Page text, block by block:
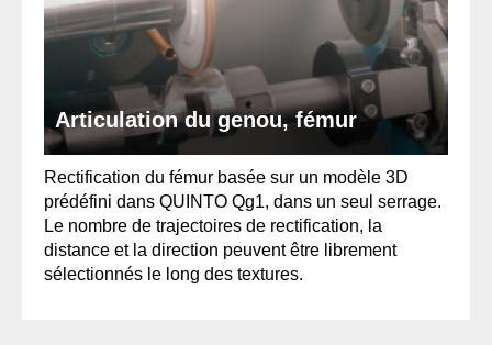
Articulation du genou, fémur
Rectification du fémur basée sur un modèle 3D
prédéfini dans QUINTO Qg1, dans un seul serrage.
Le nombre de trajectoires de rectification, la
distance et la direction peuvent être librement
sélectionnés le long des textures.